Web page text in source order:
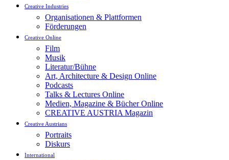
Creative Industries
Organisationen & Plattformen
Förderungen
Creative Online
Film
Musik
Literatur/Bühne
Art, Architecture & Design Online
Podcasts
Talks & Lectures Online
Medien, Magazine & Bücher Online
CREATIVE AUSTRIA Magazin
Creative Austrians
Portraits
Diskurs
International